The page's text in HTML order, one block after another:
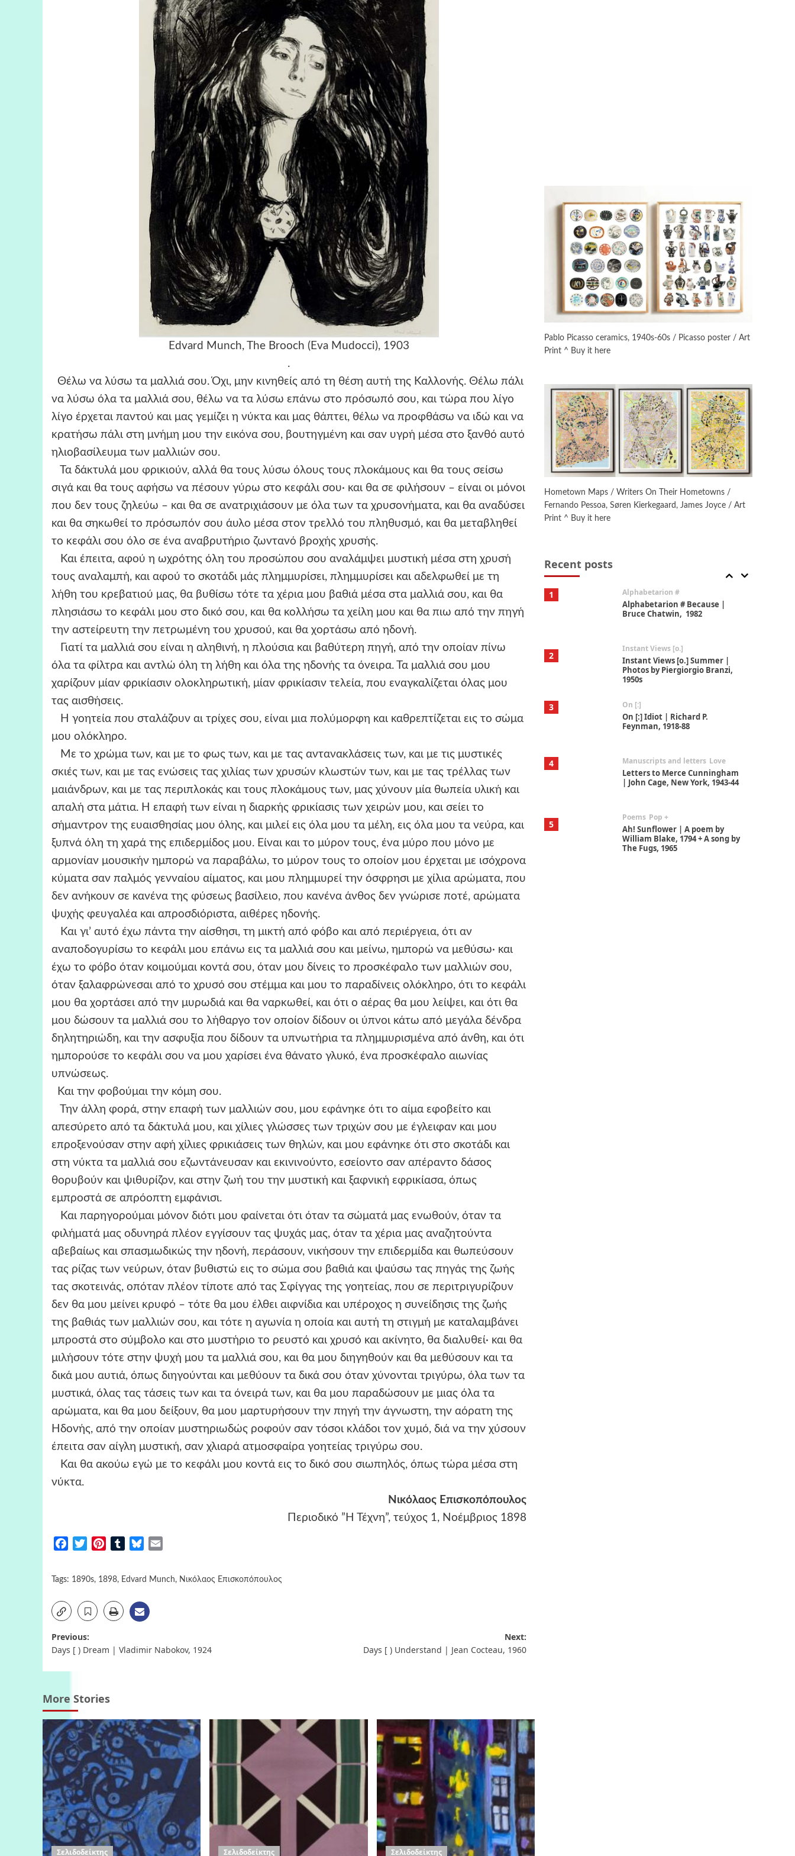
Edvard Munch, The Brooch (Eva Mudocci), 1903
.
Θέλω να λύσω τα μαλλιά σου. Όχι, μην κινηθείς από τη θέση αυτή της Καλλονής. Θέλω πάλι
να λύσω όλα τα μαλλιά σου, θέλω να τα λύσω επάνω στο πρόσωπό σου, και τώρα που λίγο
λίγο έρχεται παντού και μας γεμίζει η νύκτα και μας θάπτει, θέλω να προφθάσω να ιδώ και να
κρατήσω πάλι στη μνήμη μου την εικόνα σου, βουτηγμένη και σαν υγρή μέσα στο ξανθό αυτό
ηλιοβασίλευμα των μαλλιών σου.
Τα δάκτυλά μου φρικιούν, αλλά θα τους λύσω όλους τους πλοκάμους και θα τους σείσω
σιγά και θα τους αφήσω να πέσουν γύρω στο κεφάλι σου· και θα σε φιλήσουν – είναι οι μόνοι
που δεν τους ζηλεύω – και θα σε ανατριχιάσουν με όλα των τα χρυσονήματα, και θα αναδύσει
και θα σηκωθεί το πρόσωπόν σου άυλο μέσα στον τρελλό του πληθυσμό, και θα μεταβληθεί
το κεφάλι σου όλο σε ένα αναβρυτήριο ζωντανό βροχής χρυσής.
Και έπειτα, αφού η ωχρότης όλη του προσώπου σου αναλάμψει μυστική μέσα στη χρυσή
τους αναλαμπή, και αφού το σκοτάδι μάς πλημμυρίσει, πλημμυρίσει και αδελφωθεί με τη
λήθη του κρεβατιού μας, θα βυθίσω τότε τα χέρια μου βαθιά μέσα στα μαλλιά σου, και θα
πλησιάσω το κεφάλι μου στο δικό σου, και θα κολλήσω τα χείλη μου και θα πιω από την πηγή
την αστείρευτη την πετρωμένη του χρυσού, και θα χορτάσω από ηδονή.
Γιατί τα μαλλιά σου είναι η αληθινή, η πλούσια και βαθύτερη πηγή, από την οποίαν πίνω
όλα τα φίλτρα και αντλώ όλη τη λήθη και όλα της ηδονής τα όνειρα. Τα μαλλιά σου μου
χαρίζουν μίαν φρικίασιν ολοκληρωτική, μίαν φρικίασιν τελεία, που εναγκαλίζεται όλας μου
τας αισθήσεις.
Η γοητεία που σταλάζουν αι τρίχες σου, είναι μια πολύμορφη και καθρεπτίζεται εις το σώμα
μου ολόκληρο.
Με το χρώμα των, και με το φως των, και με τας αντανακλάσεις των, και με τις μυστικές
σκιές των, και με τας ενώσεις τας χιλίας των χρυσών κλωστών των, και με τας τρέλλας των
μαιάνδρων, και με τας περιπλοκάς και τους πλοκάμους των, μας χύνουν μία θωπεία υλική και
απαλή στα μάτια. Η επαφή των είναι η διαρκής φρικίασις των χειρών μου, και σείει το
σήμαντρον της ευαισθησίας μου όλης, και μιλεί εις όλα μου τα μέλη, εις όλα μου τα νεύρα, και
ξυπνά όλη τη χαρά της επιδερμίδος μου. Είναι και το μύρον τους, ένα μύρο που μόνο με
αρμονίαν μουσικήν ημπορώ να παραβάλω, το μύρον τους το οποίον μου έρχεται με ισόχρονα
κύματα σαν παλμός γενναίου αίματος, και μου πλημμυρεί την όσφρησι με χίλια αρώματα, που
δεν ανήκουν σε κανένα της φύσεως βασίλειο, που κανένα άνθος δεν γνώρισε ποτέ, αρώματα
ψυχής φευγαλέα και απροσδιόριστα, αιθέρες ηδονής.
Και γι’ αυτό έχω πάντα την αίσθησι, τη μικτή από φόβο και από περιέργεια, ότι αν
αναποδογυρίσω το κεφάλι μου επάνω εις τα μαλλιά σου και μείνω, ημπορώ να μεθύσω· και
έχω το φόβο όταν κοιμούμαι κοντά σου, όταν μου δίνεις το προσκέφαλο των μαλλιών σου,
όταν ξαλαφρώνεσαι από το χρυσό σου στέμμα και μου το παραδίνεις ολόκληρο, ότι το κεφάλι
μου θα χορτάσει από την μυρωδιά και θα ναρκωθεί, και ότι ο αέρας θα μου λείψει, και ότι θα
μου δώσουν τα μαλλιά σου το λήθαργο τον οποίον δίδουν οι ύπνοι κάτω από μεγάλα δένδρα
δηλητηριώδη, και την ασφυξία που δίδουν τα υπνωτήρια τα πλημμυρισμένα από άνθη, και ότι
ημπορούσε το κεφάλι σου να μου χαρίσει ένα θάνατο γλυκό, ένα προσκέφαλο αιωνίας
υπνώσεως.
Και την φοβούμαι την κόμη σου.
Την άλλη φορά, στην επαφή των μαλλιών σου, μου εφάνηκε ότι το αίμα εφοβείτο και
απεσύρετο από τα δάκτυλά μου, και χίλιες γλώσσες των τριχών σου με έγλειφαν και μου
επροξενούσαν στην αφή χίλιες φρικιάσεις των θηλών, και μου εφάνηκε ότι στο σκοτάδι και
στη νύκτα τα μαλλιά σου εζωντάνευσαν και εκινινούντο, εσείοντο σαν απέραντο δάσος
θορυβούν και ψιθυρίζον, και στην ζωή του την μυστική και ξαφνική εφρικίασα, όπως
εμπροστά σε απρόοπτη εμφάνισι.
Και παρηγορούμαι μόνον διότι μου φαίνεται ότι όταν τα σώματά μας ενωθούν, όταν τα
φιλήματά μας οδυνηρά πλέον εγγίσουν τας ψυχάς μας, όταν τα χέρια μας αναζητούντα
αβεβαίως και σπασμωδικώς την ηδονή, περάσουν, νικήσουν την επιδερμίδα και θωπεύσουν
τας ρίζας των νεύρων, όταν βυθιστώ εις το σώμα σου βαθιά και ψαύσω τας πηγάς της ζωής
τας σκοτεινάς, οπόταν πλέον τίποτε από τας Σφίγγας της γοητείας, που σε περιτριγυρίζουν
δεν θα μου μείνει κρυφό – τότε θα μου έλθει αιφνίδια και υπέροχος η συνείδησις της ζωής
της βαθιάς των μαλλιών σου, και τότε η αγωνία η οποία και αυτή τη στιγμή με καταλαμβάνει
μπροστά στο σύμβολο και στο μυστήριο το ρευστό και χρυσό και ακίνητο, θα διαλυθεί· και θα
μιλήσουν τότε στην ψυχή μου τα μαλλιά σου, και θα μου διηγηθούν και θα μεθύσουν και τα
δικά μου αυτιά, όπως διηγούνται και μεθύουν τα δικά σου όταν χύνονται τριγύρω, όλα των τα
μυστικά, όλας τας τάσεις των και τα όνειρά των, και θα μου παραδώσουν με μιας όλα τα
αρώματα, και θα μου δείξουν, θα μου μαρτυρήσουν την πηγή την άγνωστη, την αόρατη της
Ηδονής, από την οποίαν μυστηριωδώς ροφούν σαν τόσοι κλάδοι τον χυμό, διά να την χύσουν
έπειτα σαν αίγλη μυστική, σαν χλιαρά ατμοσφαίρα γοητείας τριγύρω σου.
Και θα ακούω εγώ με το κεφάλι μου κοντά εις το δικό σου σιωπηλός, όπως τώρα μέσα στη
νύκτα.
Νικόλαος Επισκοπόπουλος
Περιοδικό ”Η Τέχνη”, τεύχος 1, Νοέμβριος 1898
FacebookTwitterPinterestTumblrBluesky
Tags: 1890s, 1898, Edvard Munch, Νικόλαος Επισκοπόπουλος
Post
Previous:
Days [ ) Dream | Vladimir Nabokov, 1924
Next:
Days [ ) Understand | Jean Cocteau, 1960
More Stories
Σελιδοδείκτης Σελιδοδείκτης Σελιδοδείκτης
Pablo Picasso ceramics, 1940s-60s / Picasso poster / Art
Print ^ Buy it here
Hometown Maps / Writers On Their Hometowns /
Fernando Pessoa, Søren Kierkegaard, James Joyce / Art
Print ^ Buy it here
Recent posts
On [:]
On [:] Idiot | Richard P.
Feynman, 1918-88
| John Cage, New York, 1943-44
Poems Pop +
Ah! Sunflower | A poem by
William Blake, 1794 + A song by
The Fugs, 1965
Alphabetarion #
Alphabetarion # Absent |
Wendy Brown, 2015
1 Alphabetarion #
Alphabetarion # Because |
Bruce Chatwin, 1982
2
Instant Views [o.]
Instant Views [o.] Summer |
Photos by Piergiorgio Branzi,
1950s
3 On [:]
On [:] Idiot | Richard P.
Feynman, 1918-88
4 Manuscripts and letters Love
Letters to Merce Cunningham
| John Cage, New York, 1943-44
5
Poems Pop +
Ah! Sunflower | A poem by
William Blake, 1794 + A song by
The Fugs, 1965